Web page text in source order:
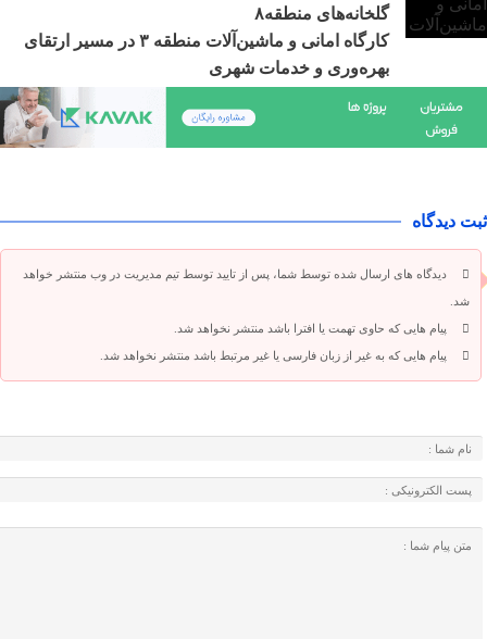
گلخانه‌های منطقه۸
کارگاه امانی و ماشین‌آلات منطقه ۳ در مسیر ارتقای
بهره‌وری و خدمات شهری
ثبت دیدگاه
دیدگاه های ارسال شده توسط شما، پس از تایید توسط تیم مدیریت در وب منتشر خواهد
شد.
پیام هایی که حاوی تهمت یا افترا باشد منتشر نخواهد شد.
پیام هایی که به غیر از زبان فارسی یا غیر مرتبط باشد منتشر نخواهد شد.